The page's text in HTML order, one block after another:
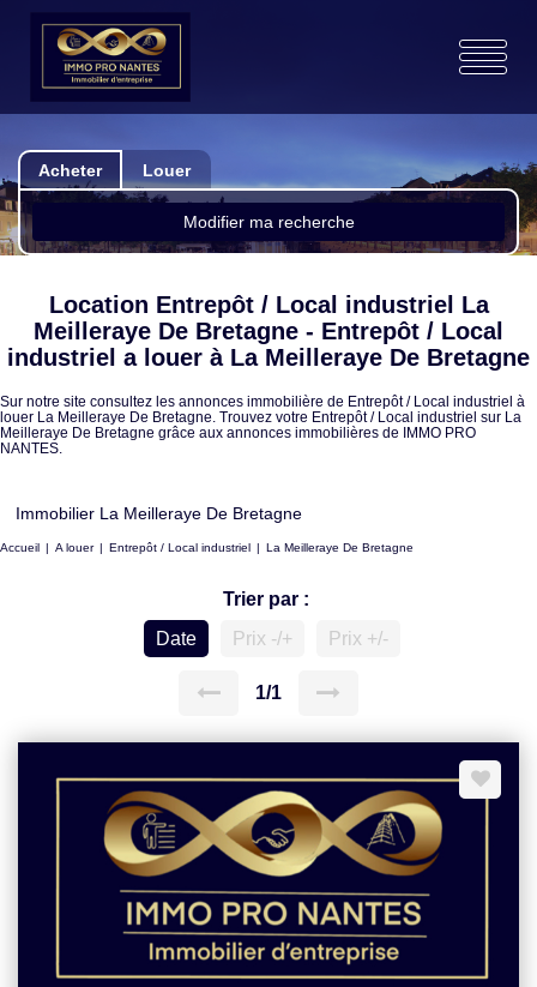
Acheter Louer
Modifier ma recherche
Location Entrepôt / Local industriel La
Meilleraye De Bretagne - Entrepôt / Local
industriel a louer à La Meilleraye De Bretagne
Sur notre site consultez les annonces immobilière de Entrepôt / Local industriel à
louer La Meilleraye De Bretagne. Trouvez votre Entrepôt / Local industriel sur La
Meilleraye De Bretagne grâce aux annonces immobilières de IMMO PRO
NANTES.
Immobilier La Meilleraye De Bretagne
Accueil A louer Entrepôt / Local industriel La Meilleraye De Bretagne
Trier par :
Date
Prix -/+ Prix +/-
1/1